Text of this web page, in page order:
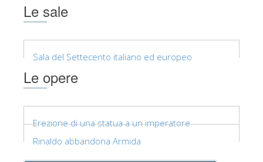
Le sale
Sala del Settecento italiano ed europeo
Le opere
Erezione di una statua a un imperatore
Rinaldo abbandona Armida